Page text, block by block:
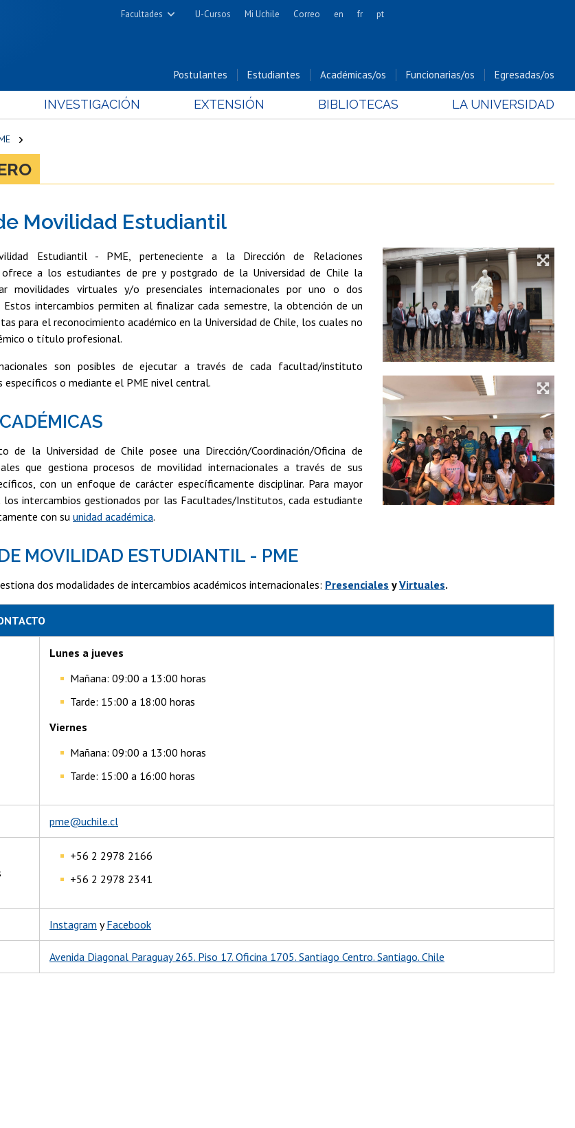
Facultades
Cs. Físicas y Matemáticas
Cs. Forestales y Conservación
Cs. Químicas y Farmacéuticas
Cs. Sociales
Estudios Avanzados en Educación
Alimentos
Hospital Clínico
U-Cursos Mi Uchile Correo en fr pt
Postulantes Estudiantes Académicas/os Funcionarias/os Egresadas/os
INVESTIGACIÓN EXTENSIÓN BIBLIOTECAS LA UNIVERSIDAD
Movilidad Estudiantil
Estudiantil - PME, perteneciente a la Dirección de Relaciones
a los estudiantes de pre y postgrado de la Universidad de Chile la
movilidades virtuales y/o presenciales internacionales por uno o dos
Estos intercambios permiten al finalizar cada semestre, la obtención de un
para el reconocimiento académico en la Universidad de Chile, los cuales no
o título profesional.
son posibles de ejecutar a través de cada facultad/instituto
específicos o mediante el PME nivel central.
de la Universidad de Chile posee una Dirección/Coordinación/Oficina de
que gestiona procesos de movilidad internacionales a través de sus
con un enfoque de carácter específicamente disciplinar. Para mayor
intercambios gestionados por las Facultades/Institutos, cada estudiante
con su unidad académica.
MOVILIDAD ESTUDIANTIL - PME
dos modalidades de intercambios académicos internacionales: Presenciales yVirtuales.
Lunes a jueves
Mañana: 09:00 a 13:00 horas
Tarde: 15:00 a 18:00 horas
Viernes
Mañana: 09:00 a 13:00 horas
Tarde: 15:00 a 16:00 horas
pme@uchile.cl
+56 2 2978 2166
+56 2 2978 2341
Instagram yFacebook
Avenida Diagonal Paraguay 265. Piso 17. Oficina 1705. Santiago Centro. Santiago. Chile